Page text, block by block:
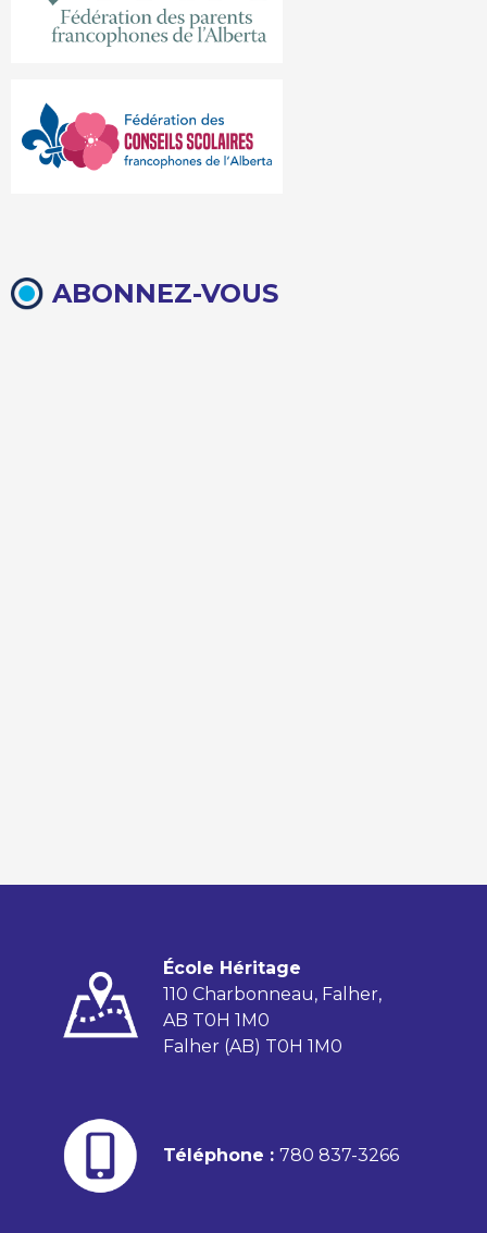
ABONNEZ-VOUS
École Héritage
110 Charbonneau, Falher,
AB T0H 1M0
Falher (AB) T0H 1M0
Téléphone : 780 837-3266